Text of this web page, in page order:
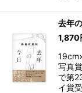
去年
1,870
写真
で第
イ賞